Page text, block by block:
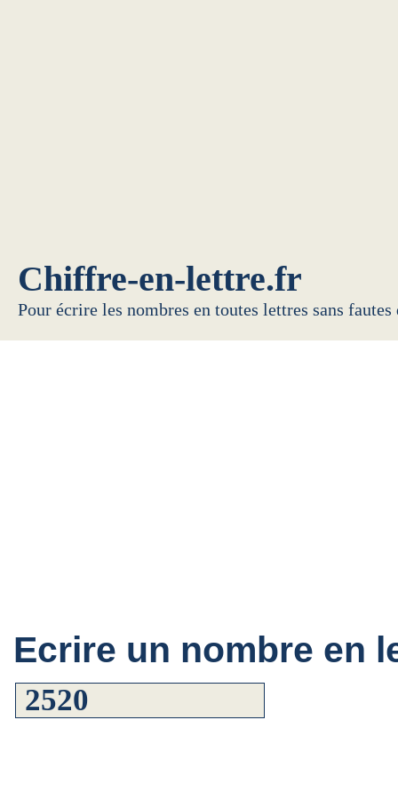
Chiffre-en-lettre.fr
Pour écrire les nombres en toutes lettres sans
Ecrire un nombre en